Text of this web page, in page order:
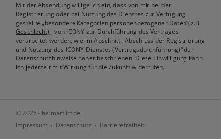
Mit der Absendung willige ich ein, dass von mir bei der
Registrierung oder bei Nutzung des Dienstes zur Verfügung
gestellte„besondere Kategorien personenbezogener Daten“(z.B.
Geschlecht) , von ICONY zur Durchführung des Vertrages
verarbeitet werden, wie im Abschnitt „Abschluss der Registrierung
und Nutzung des ICONY-Dienstes (Vertragsdurchführung)“ der
Datenschutzhinweise näher beschrieben. Diese Einwilligung kann
ich jederzeit mit Wirkung für die Zukunft widerrufen.
© 2026 - heimatflirt.de
Impressum
Datenschutz Barrierefreiheit